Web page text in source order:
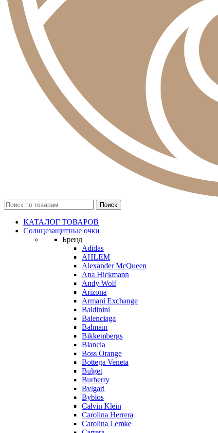
КАТАЛОГ ТОВАРОВ
Солнцезащитные очки
Бренд
Adidas
AHLEM
Alexander McQueen
Ana Hickmann
Andy Wolf
Arizona
Armani Exchange
Baldinini
Balenciaga
Balmain
Bikkembergs
Blancia
Boss Orange
Bottega Veneta
Bulget
Burberry
Bvlgari
Byblos
Calvin Klein
Carolina Herrera
Carolina Lemke